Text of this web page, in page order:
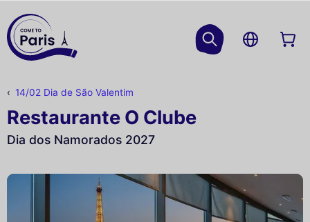
14/02 Dia de São Valentim
Restaurante O Clube
Dia dos Namorados 2027